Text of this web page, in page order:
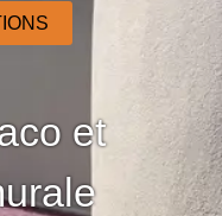
et